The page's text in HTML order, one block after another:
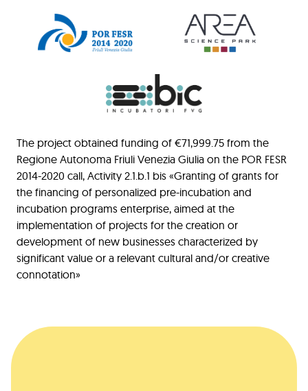
The project obtained funding of €71,999.75 from the
Regione Autonoma Friuli Venezia Giulia on the POR FESR
2014-2020 call, Activity 2.1.b.1 bis «Granting of grants for
the financing of personalized pre-incubation and
incubation programs enterprise, aimed at the
implementation of projects for the creation or
development of new businesses characterized by
significant value or a relevant cultural and/or creative
connotation»